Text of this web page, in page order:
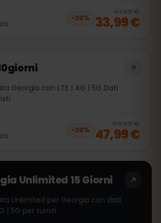
−20%
41,99 €
33,99 €
Georgia con LTE | 4G | 5G Dati
−20%
59,99 €
47,99 €
Unlimited 15 Giorni
Unlimited per Georgia con dati
| 5G per turisti